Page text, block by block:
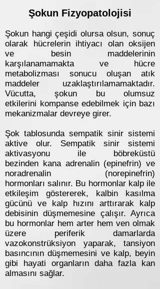
Şokun Fizyopatolojisi
Şokun hangi çeşidi olursa olsun, sonuç
olarak hücrelerin ihtiyacı olan oksijen
ve besin maddelerinin
karşılanamamakta ve hücre
metabolizması sonucu oluşan atık
maddeler uzaklaştırılamamaktadır.
Vücutta, şokun bu olumsuz
etkilerini kompanse edebilmek için bazı
mekanizmalar devreye girer.
Şok tablosunda sempatik sinir sistemi
aktive olur. Sempatik sinir sistemi
aktivasyonu ile böbreküstü
bezinden kana adrenalin (epinefrin) ve
noradrenalin (norepinefrin)
hormonları salınır. Bu hormonlar kalp ile
etkileşim göstererek, kalbin kasılma
gücünü ve kalp hızını arttırarak kalp
debisinin düşmemesine çalışır. Ayrıca
bu hormonlar hem arter hem ven olmak
üzere periferik damarlarda
vazokonstrüksiyon yaparak, tansiyon
basıncının düşmemesini ve kalp, beyin
gibi hayati organların daha fazla kan
almasını sağlar.